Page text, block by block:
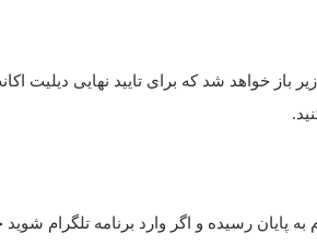
باز خواهد شد که برای تایید نهایی دیلیت
پایان رسیده و اگر وارد برنامه تلگرام